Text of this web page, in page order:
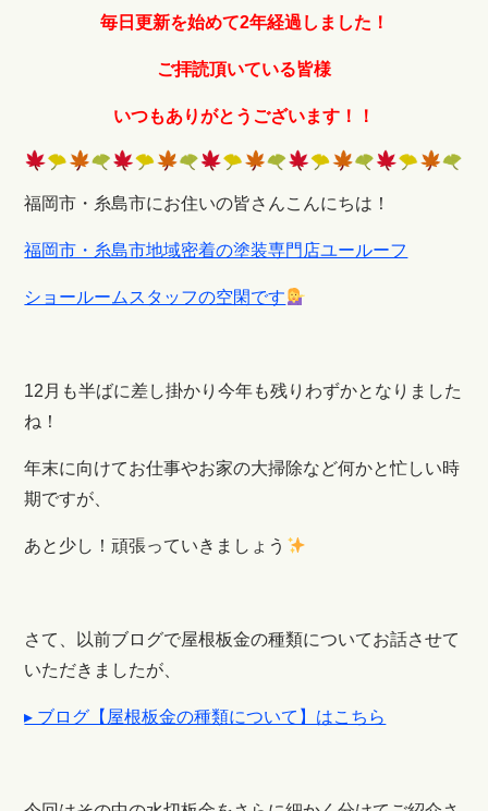
毎日更新を始めて2年経過しました！
ご拝読頂いている皆様
いつもありがとうございます！！
福岡市・糸島市にお住いの皆さんこんにちは！
福岡市・糸島市地域密着の塗装専門店ユールーフ
ショールームスタッフの空閑です
12月も半ばに差し掛かり今年も残りわずかとなりました
ね！
年末に向けてお仕事やお家の大掃除など何かと忙しい時
期ですが、
あと少し！頑張っていきましょう
さて、以前ブログで屋根板金の種類についてお話させて
いただきましたが、
▸ ブログ【屋根板金の種類について】はこちら